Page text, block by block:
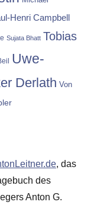
Henri Campbell
Sujata Bhatt Tobias
Uwe-
Derlath Von
, das
des
Anton G.